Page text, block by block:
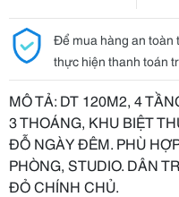
Để mua hàng an toàn
thực hiện thanh toán
MÔ TẢ: DT 120M2, 4
3 THOÁNG, KHU BIỆT
ĐỖ NGÀY ĐÊM. PHÙ
PHÒNG, STUDIO. DÂN
ĐỎ CHÍNH CHỦ.